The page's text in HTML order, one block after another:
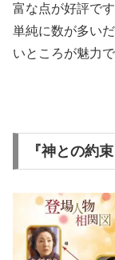
富な点が好評です
単純に数が多い
いところが魅力で
『神との約